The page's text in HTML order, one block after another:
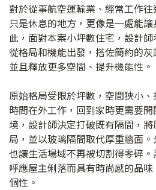
對於從事航空運輸業、經常工作
只是休息的地方，更像是一處能
此，面對本案小坪數住宅，設計師
從格局和機能出發，搭佐簡約的灰
並且釋放更多空間、提升機能性。
原始格局受限於坪數，空間狹小
時間在外工作，回到家時更需要
境，設計師決定打破既有隔間，
局，並以玻璃隔間取代厚重牆面。
也讓生活場域不再被切割得零碎。
呼應屋主俐落而具有時尚感的品
個性。